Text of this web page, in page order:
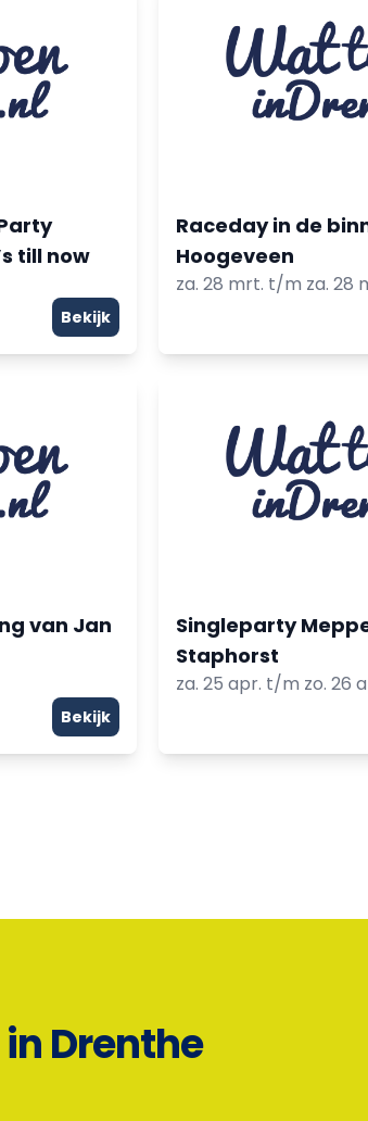
till now
Bekijk
Raceday in de
Hoogeveen
za. 28 mrt. t/m za. 28
van Jan
Bekijk
Singleparty
Staphorst
za. 25 apr. t/m zo. 26
Drenthe